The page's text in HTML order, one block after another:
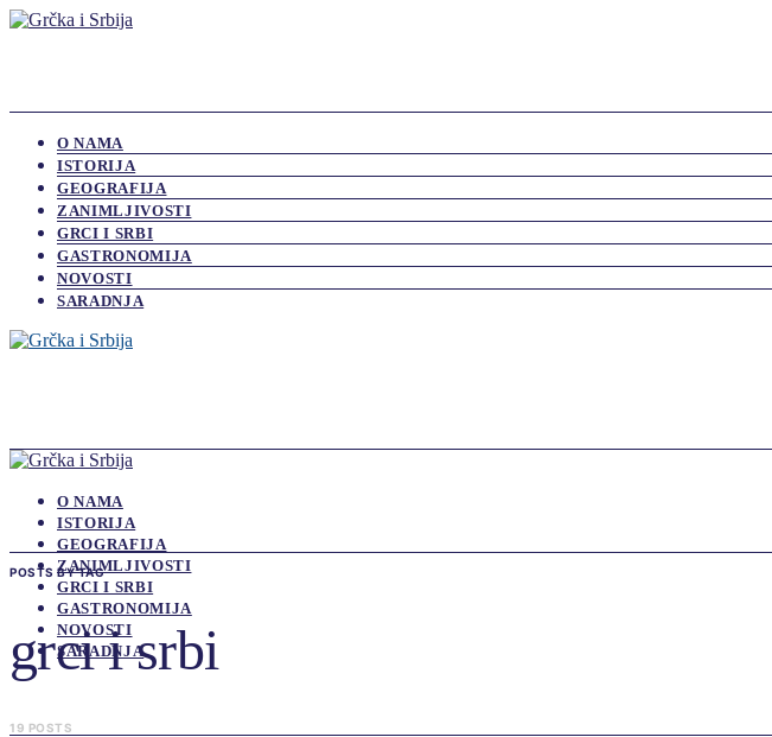
O NAMA
ISTORIJA
GEOGRAFIJA
ZANIMLJIVOSTI
GRCI I SRBI
GASTRONOMIJA
NOVOSTI
SARADNJA
O NAMA
ISTORIJA
GEOGRAFIJA
ZANIMLJIVOSTI
GRCI I SRBI
GASTRONOMIJA
NOVOSTI
SARADNJA
POSTS BY TAG
grci i srbi
19 POSTS